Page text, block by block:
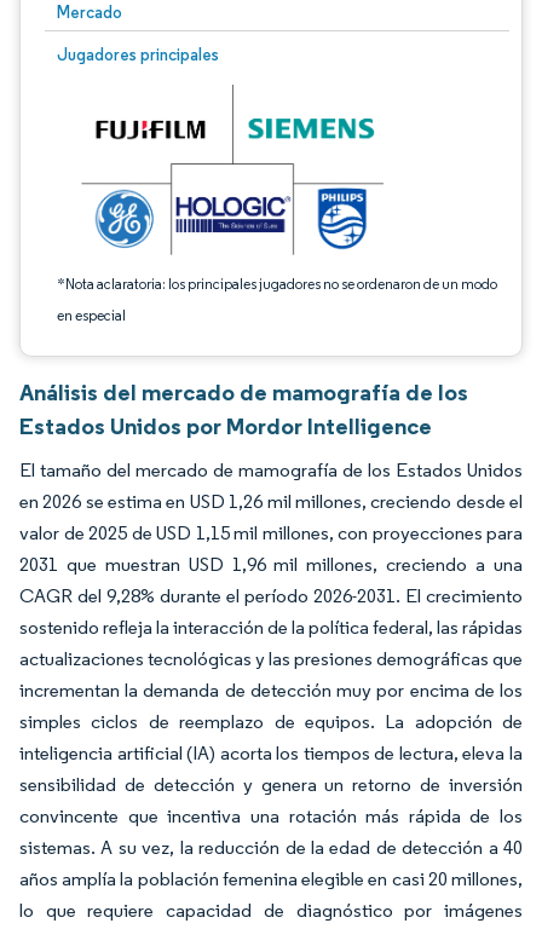
Mercado
Jugadores principales
*Nota aclaratoria: los principales jugadores no se ordenaron de un modo
en especial
Imagen © Mordor Intelligence. El uso requiere atribución según CC BY 4.0.
Análisis del mercado de mamografía de los
Estados Unidos por Mordor Intelligence
El tamaño del mercado de mamografía de los Estados Unidos
en 2026 se estima en USD 1,26 mil millones, creciendo desde el
valor de 2025 de USD 1,15 mil millones, con proyecciones para
2031 que muestran USD 1,96 mil millones, creciendo a una
CAGR del 9,28% durante el período 2026-2031. El crecimiento
sostenido refleja la interacción de la política federal, las rápidas
actualizaciones tecnológicas y las presiones demográficas que
incrementan la demanda de detección muy por encima de los
simples ciclos de reemplazo de equipos. La adopción de
inteligencia artificial (IA) acorta los tiempos de lectura, eleva la
sensibilidad de detección y genera un retorno de inversión
convincente que incentiva una rotación más rápida de los
sistemas. A su vez, la reducción de la edad de detección a 40
años amplía la población femenina elegible en casi 20 millones,
lo que requiere capacidad de diagnóstico por imágenes